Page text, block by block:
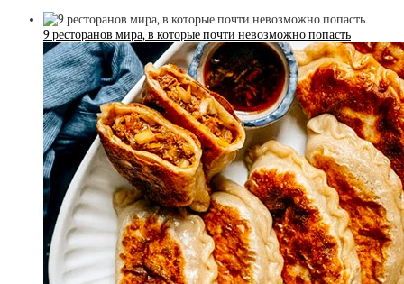
9 ресторанов мира, в которые почти невозможно попасть